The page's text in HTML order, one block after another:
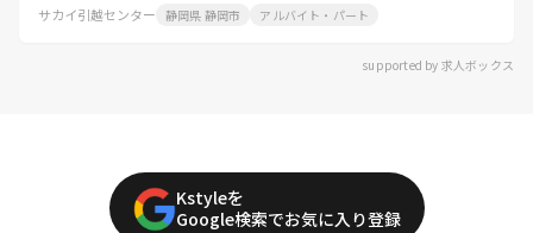
サカイ引越センター 静岡県 静岡市 アルバイト・パート
supported by 求人ボックス
Kstyleを
Google検索でお気に入り登録